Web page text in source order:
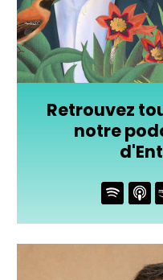
Retrouvez
notre